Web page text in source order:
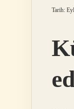
Tarih: